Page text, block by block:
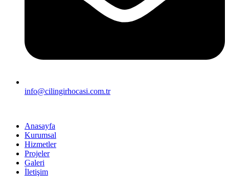
info@cilingirhocasi.com.tr
Anasayfa
Kurumsal
Hizmetler
Projeler
Galeri
İletişim